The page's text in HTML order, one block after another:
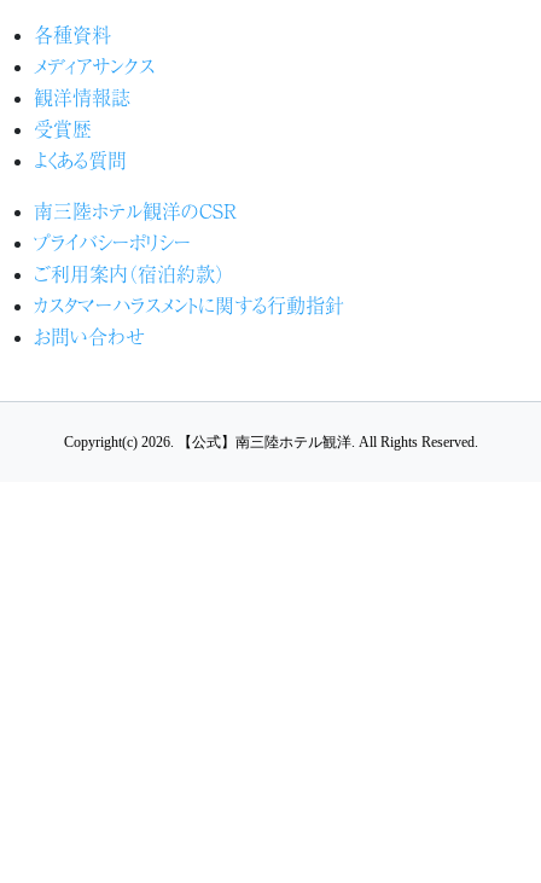
各種資料
メディアサンクス
観洋情報誌
受賞歴
よくある質問
南三陸ホテル観洋のCSR
プライバシーポリシー
ご利用案内（宿泊約款）
カスタマーハラスメントに関する行動指針
お問い合わせ
Copyright(c) 2026. 【公式】南三陸ホテル観洋. All Rights Reserved.